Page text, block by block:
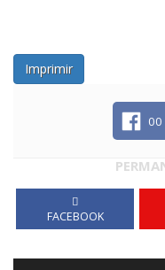
Imprimir
00
FACEBOOK